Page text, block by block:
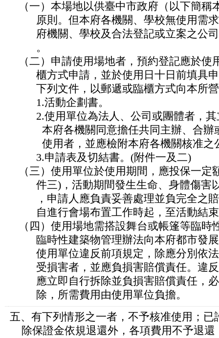
（一）本場地以供臺中市政府（以下簡稱
原則。但本府各機關、學校無使用需求
府機關、學校及合法登記或立案之公司
。
（二）申請使用場地者，預約登記應於使
櫃方式申請，並於使用日十日前填具申
下列文件，以郵遞或臨櫃方式向本所營
1.活動企劃書。
2.使用單位為法人、公司或團體者，其
本府各機關同意擔任共同主辦、合辦
使用者，並應檢附本府各機關核准之
3.申請表及切結書。(附件一及二)
（三）使用單位於使用期間，應投保一定
件三)，活動期間發生生命、身體傷害
，申請人應負責妥善處理並負完全之賠
自進行會場布置工作時起，至活動結束
（四）使用場地需搭設舞台或帳篷等臨時
臨時性建築物管理辦法向本府都市發展
使用單位違反前項規定，除應分別依法
受損害者，並應負損害賠償責任。違反
應立即自行拆除並負損害賠償責任，必
除，所需費用由使用單位負擔。
五、有下列情形之一者，不予核准使用；
除保證金依規退還外，各項費用不予退還